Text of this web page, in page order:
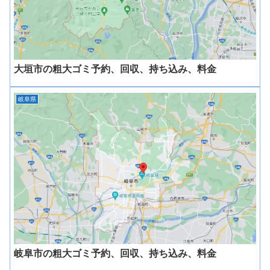
大垣市の粗大ゴミ予約、回収、持ち込み、料金
岐阜県
岐阜市の粗大ゴミ予約、回収、持ち込み、料金